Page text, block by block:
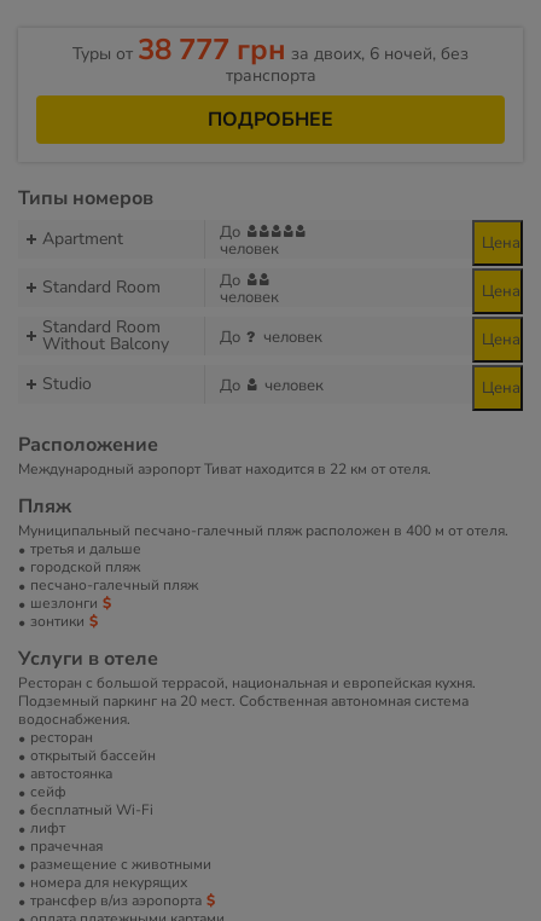
Туры от 38 777 грн за двоих, 6 ночей, без
транспорта
ПОДРОБНЕЕ
Типы номеров
Apartment До
человек Цена
Standard Room До
человек Цена
Standard Room
Without Balcony До человек Цена
Studio До человек Цена
Расположение
Международный аэропорт Тиват находится в 22 км от отеля.
Пляж
Муниципальный песчано-галечный пляж расположен в 400 м от отеля.
третья и дальше
городской пляж
песчано-галечный пляж
шезлонги
зонтики
Услуги в отеле
Ресторан с большой террасой, национальная и европейская кухня.
Подземный паркинг на 20 мест. Собственная автономная система
водоснабжения.
ресторан
открытый бассейн
автостоянка
сейф
бесплатный Wi-Fi
лифт
прачечная
размещение с животными
номера для некурящих
трансфер в/из аэропорта